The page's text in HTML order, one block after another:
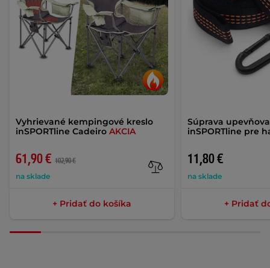
Vyhrievané kempingové kreslo
inSPORTline Cadeiro AKCIA
61,90 € 102,90 €
na sklade
+ Pridať do košíka
Súprava
inSPORTline pre
11,80 €
na sklade
+ Pridať